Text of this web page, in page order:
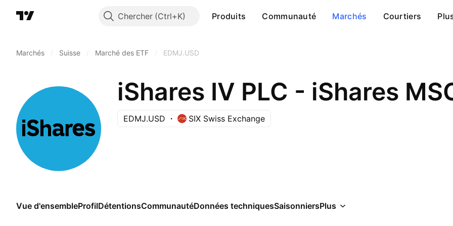
Chercher Produits Communauté Marchés Courtiers
Marchés Suisse Marché des ETF EDMJ.USD
EDMJ.USD SIX Swiss Exchange
Vue d'ensembleProfilDétentionsCommunautéDonnées techniquesSaisonniersPlus